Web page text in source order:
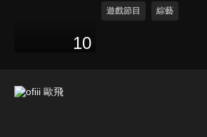
10
遊戲節目
綜藝